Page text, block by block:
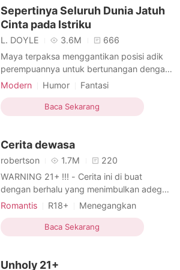
tersebut memiliki penga
Sepertinya Seluruh Dunia Jatuh
Cinta pada Istriku
L. DOYLE 3.6M
666
Maya terpaksa menggantikan posisi adik
perempuannya untuk bertunangan dengan
Arjuna, seorang pria cacat yang telah
keluarga. Pada awalnya, mereka hanyalah
pasangan nominal. Namun, segalanya
sebenarnya secara bertahap terungkap.
Modern Humor
Fantasi
Perubahan penampilan
Tampan
Baca Sekarang
Cerita dewasa
robertson 1.7M
220
WARNING 21+ !!! - Cerita ini di buat
dengan berhalu yang menimbulkan adegan
bercinta antara pria dan wanita. - Tidak
karna isi cerita forn*graphi - Dukung karya
ini dengan sumbangsihnya Terimakasih
Romantis R18+
Menegangkan
Perjodohan
Hubungan rahasia
Budak seksual
Playboy
Licik
Baca Sekarang
Unholy 21+